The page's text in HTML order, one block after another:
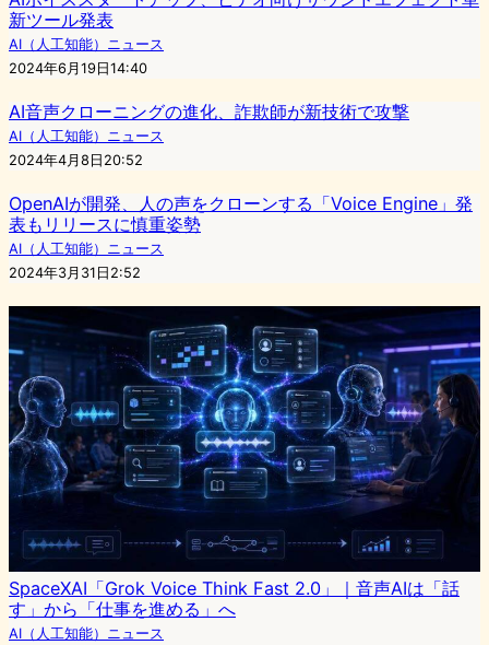
新ツール発表
AI（人工知能）ニュース
2024年6月19日14:40
AI音声クローニングの進化、詐欺師が新技術で攻撃
AI（人工知能）ニュース
2024年4月8日20:52
OpenAIが開発、人の声をクローンする「Voice Engine」発
表もリリースに慎重姿勢
AI（人工知能）ニュース
2024年3月31日2:52
SpaceXAI「Grok Voice Think Fast 2.0」｜音声AIは「話
す」から「仕事を進める」へ
AI（人工知能）ニュース